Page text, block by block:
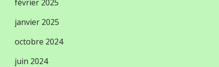
février 2025
janvier 2025
octobre 2024
juin 2024